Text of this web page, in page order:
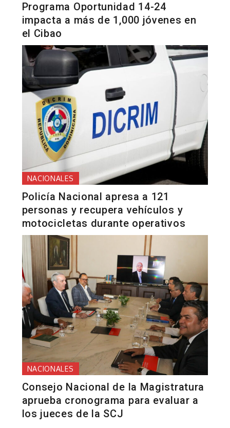
Programa Oportunidad 14-24
impacta a más de 1,000 jóvenes en
el Cibao
NACIONALES
Policía Nacional apresa a 121
personas y recupera vehículos y
motocicletas durante operativos
NACIONALES
Consejo Nacional de la Magistratura
aprueba cronograma para evaluar a
los jueces de la SCJ